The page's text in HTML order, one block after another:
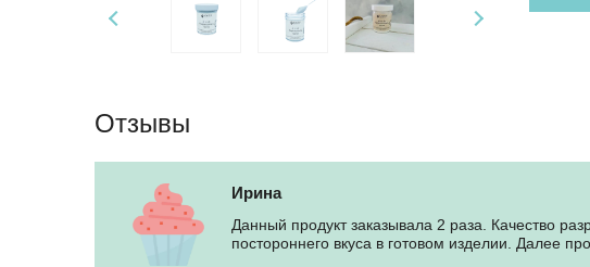
Отзывы
Ирина
Данный продукт заказывала 2 раза. Качество
постороннего вкуса в готовом изделии. Далее